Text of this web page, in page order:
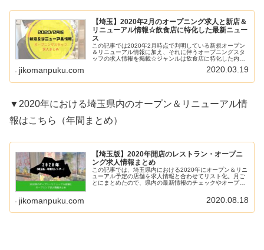
【埼玉】2020年2月のオープニング求人と新店＆
リニューアル情報☆飲食店に特化した最新ニュー
ス
この記事では2020年2月時点で判明している新規オープン
＆リニューアル情報に加え、それに伴うオープニングスタ
ッフの求人情報を掲載☆ジャンルは飲食店に特化した内容
jikomanpuku.com 2020.03.19
▼2020年における埼玉県内のオープン＆リニューアル情
報はこちら（年間まとめ）
【埼玉版】2020年開店のレストラン・オープニ
ング求人情報まとめ
この記事では、埼玉県内における2020年にオープン＆リニ
ューアル予定の店舗を求人情報と合わせてリスト化。月ご
とにまとめたので、県内の最新情報のチェックやオープニ
jikomanpuku.com 2020.08.18